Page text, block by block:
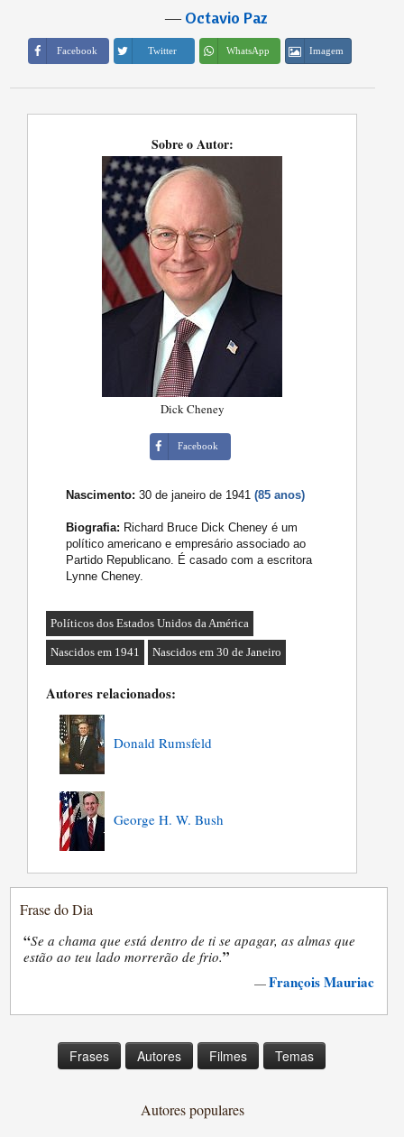
―Octavio Paz
Facebook Twitter WhatsApp Imagem
Sobre o Autor:
Dick Cheney
Facebook
Nascimento: 30 de janeiro de 1941(85 anos)
Biografia: Richard Bruce Dick Cheney é um
político americano e empresário associado ao
Partido Republicano. É casado com a escritora
Lynne Cheney.
Políticos dos Estados Unidos da América
Nascidos em 1941 Nascidos em 30 de Janeiro
Autores relacionados:
Donald Rumsfeld
George H. W. Bush
Frase do Dia
“Se a chama que está dentro de ti se apagar, as almas que
estão ao teu lado morrerão de frio.”
—François Mauriac
Frases Autores Filmes Temas
Autores populares